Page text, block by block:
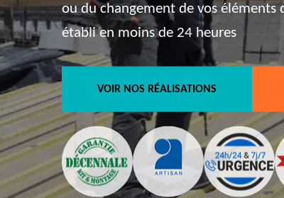
ou du changement de vos éléments
établi en moins de 24 heures
VOIR NOS RÉALISATIONS